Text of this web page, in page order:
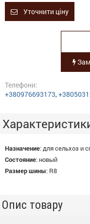
Уточнити ціну
Телефони:
+380976693173,
Назначение: для сельхоз и
Состояние: новый
Размер шины: R8
Опис товару